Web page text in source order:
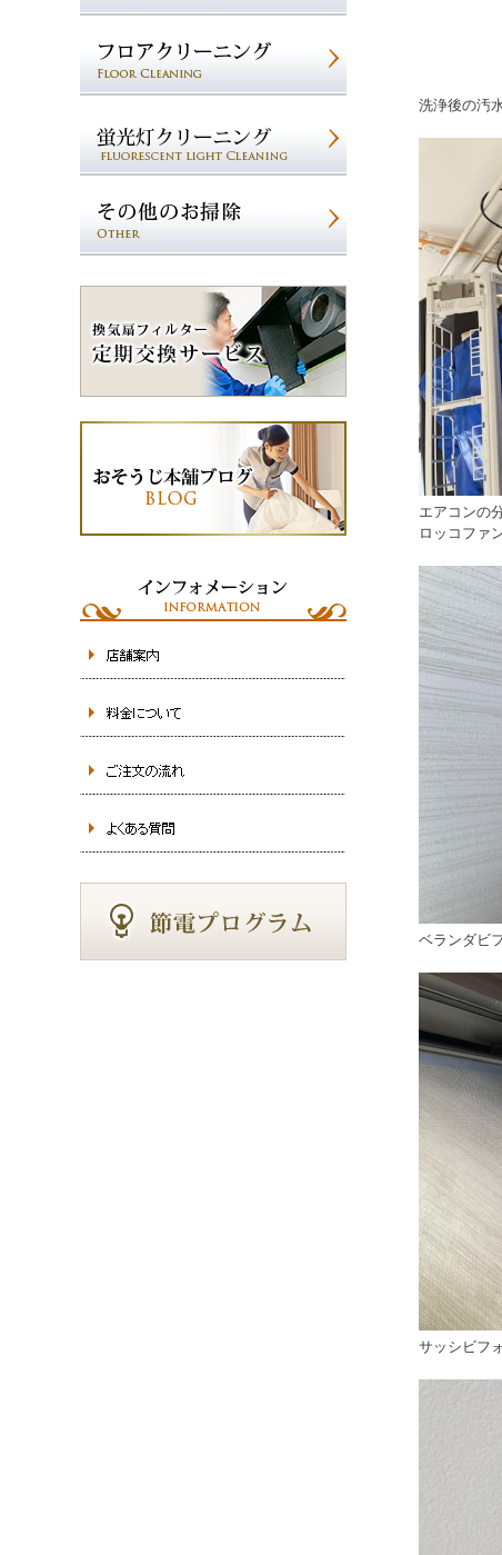
洗浄後の汚
エアコンの
ロッコファ
ベランダビ
サッシビフ